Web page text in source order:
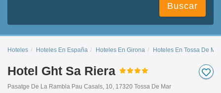
Buscar
Hoteles Hoteles En España Hoteles En Girona Hoteles En Tossa De Mar
Hotel Ght Sa Riera
Pasatge De La Rambla Pau Casals, 10, 17320 Tossa De Mar